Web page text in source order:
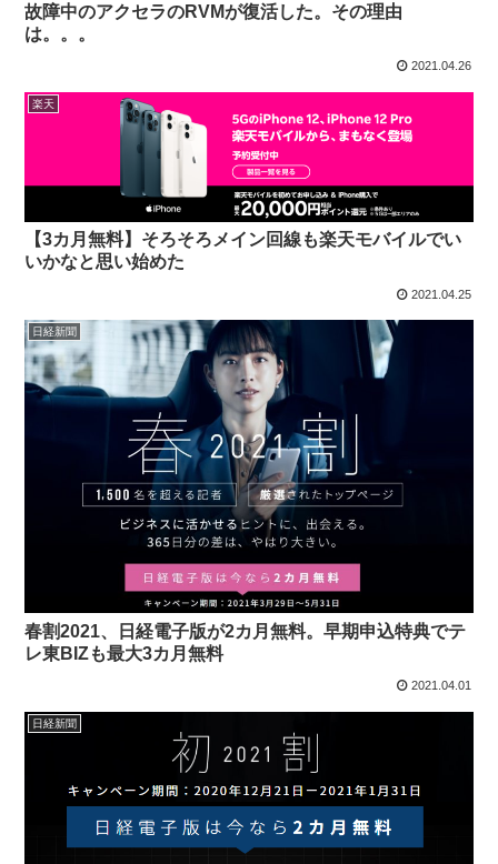
故障中のアクセラのRVMが復活した。その理由
は。。。
2021.04.26
楽天
【3カ月無料】そろそろメイン回線も楽天モバイルでい
いかなと思い始めた
2021.04.25
日経新聞
春割2021、日経電子版が2カ月無料。早期申込特典でテ
レ東BIZも最大3カ月無料
2021.04.01
日経新聞